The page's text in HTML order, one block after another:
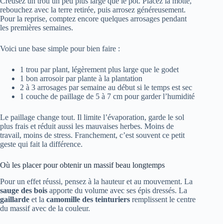
rebouchez avec la terre retirée, puis arrosez généreusement.
Pour la reprise, comptez encore quelques arrosages pendant
les premières semaines.
Voici une base simple pour bien faire :
1 trou par plant, légèrement plus large que le godet
1 bon arrosoir par plante à la plantation
2 à 3 arrosages par semaine au début si le temps est sec
1 couche de paillage de 5 à 7 cm pour garder l’humidité
Le paillage change tout. Il limite l’évaporation, garde le sol
plus frais et réduit aussi les mauvaises herbes. Moins de
travail, moins de stress. Franchement, c’est souvent ce petit
geste qui fait la différence.
Où les placer pour obtenir un massif beau longtemps
Pour un effet réussi, pensez à la hauteur et au mouvement. La
sauge des bois apporte du volume avec ses épis dressés. La
gaillarde et la camomille des teinturiers remplissent le centre
du massif avec de la couleur.